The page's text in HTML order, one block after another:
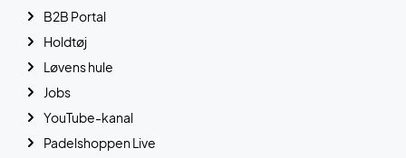
B2B Portal
Holdtøj
Løvens hule
Jobs
YouTube-kanal
Padelshoppen Live